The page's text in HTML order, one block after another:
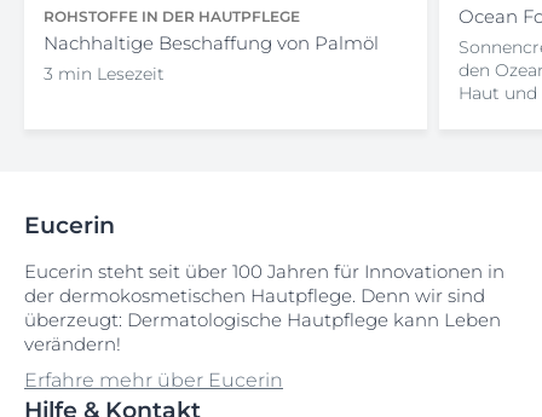
ROHSTOFFE IN DER HAUTPFLEGE
Nachhaltige Beschaffung von Palmöl
3 min Lesezeit
Ocean
den
Haut und
Eucerin
Eucerin steht seit über 100 Jahren für Innovationen in
der dermokosmetischen Hautpflege. Denn wir sind
überzeugt: Dermatologische Hautpflege kann Leben
verändern!
Erfahre mehr über Eucerin
Hilfe & Kontakt